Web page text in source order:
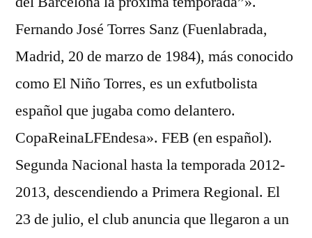
Fernando José Torres Sanz (Fuenlabrada,
Madrid, 20 de marzo de 1984), más conocido
como El Niño Torres, es un exfutbolista
español que jugaba como delantero.
CopaReinaLFEndesa». FEB (en español).
Segunda Nacional hasta la temporada 2012-
2013, descendiendo a Primera Regional. El
23 de julio, el club anuncia que llegaron a un